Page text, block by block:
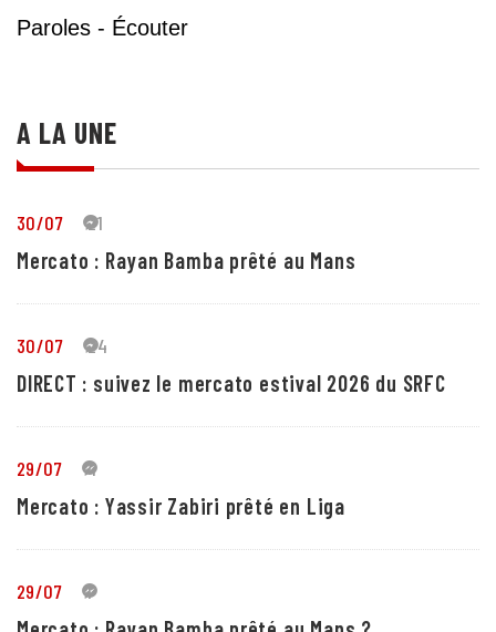
Paroles - Écouter
A LA UNE
30/07 21
Mercato : Rayan Bamba prêté au Mans
30/07 24
DIRECT : suivez le mercato estival 2026 du SRFC
29/07 4
Mercato : Yassir Zabiri prêté en Liga
29/07 1